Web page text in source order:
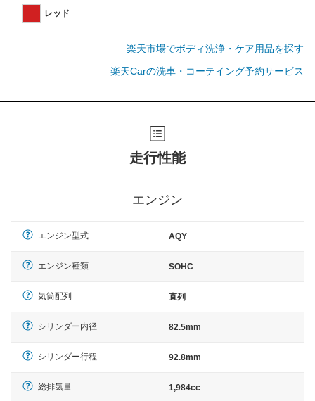
レッド
楽天市場でボディ洗浄・ケア用品を探す
楽天Carの洗車・コーテイング予約サービス
走行性能
エンジン
エンジン型式 AQY
エンジン種類 SOHC
気筒配列 直列
シリンダー内径 82.5mm
シリンダー行程 92.8mm
総排気量 1,984cc